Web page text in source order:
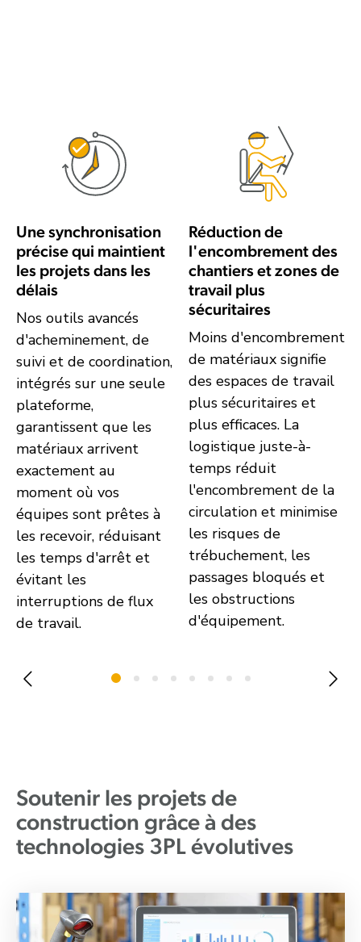
Une synchronisation
précise qui maintient
les projets dans les
délais
Nos outils avancés
d'acheminement, de
suivi et de coordination,
intégrés sur une seule
plateforme,
garantissent que les
matériaux arrivent
exactement au
moment où vos
équipes sont prêtes à
les recevoir, réduisant
les temps d'arrêt et
évitant les
interruptions de flux
de travail.
Réduction de
l'encombrement des
chantiers et zones de
travail plus
sécuritaires
Moins d'encombrement
de matériaux signifie
des espaces de travail
plus sécuritaires et
plus efficaces. La
logistique juste-à-
temps réduit
l'encombrement de la
circulation et minimise
les risques de
trébuchement, les
passages bloqués et
les obstructions
d'équipement.
Soutenir les projets de
construction grâce à des
technologies 3PL évolutives